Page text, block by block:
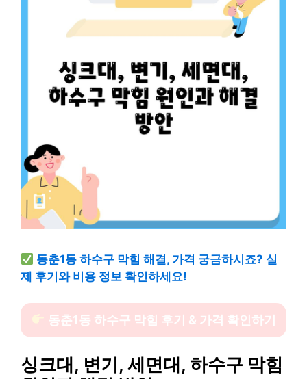
동춘1동 하수구 막힘 해결, 가격 궁금하시죠? 실
제 후기와 비용 정보 확인하세요!
동춘1동 하수구 막힘 후기 & 가격 확인하기
싱크대, 변기, 세면대, 하수구 막힘